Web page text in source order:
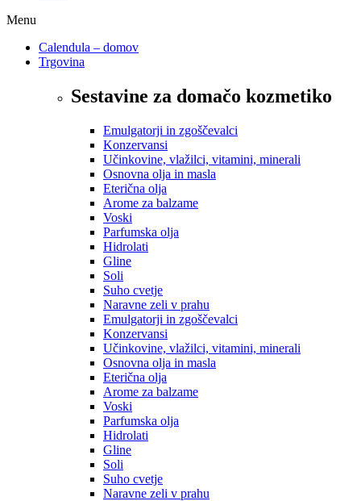
Menu
Calendula – domov
Trgovina
Sestavine za domačo kozmetiko
Emulgatorji in zgoščevalci
Konzervansi
Učinkovine, vlažilci, vitamini, minerali
Osnovna olja in masla
Eterična olja
Arome za balzame
Voski
Parfumska olja
Hidrolati
Gline
Soli
Suho cvetje
Naravne zeli v prahu
Emulgatorji in zgoščevalci
Konzervansi
Učinkovine, vlažilci, vitamini, minerali
Osnovna olja in masla
Eterična olja
Arome za balzame
Voski
Parfumska olja
Hidrolati
Gline
Soli
Suho cvetje
Naravne zeli v prahu